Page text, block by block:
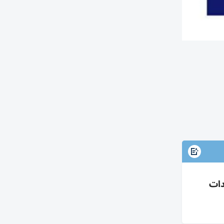
4.2مليار وتعاقدات